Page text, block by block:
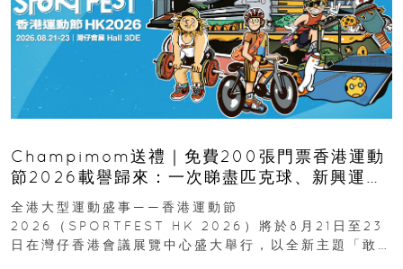
Champimom送禮｜免費200張門票香港運動
節2026載譽歸來：一次睇盡匹克球、新興運
動、街舞比賽＋逾百運動品牌展覽
全港大型運動盛事——香港運動節
2026（SPORTFEST HK 2026）將於8月21日至23
日在灣仔香港會議展覽中心盛大舉行，以全新主題「敢